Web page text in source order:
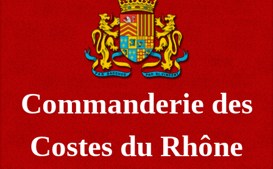
Commanderie des
Costes du Rhône